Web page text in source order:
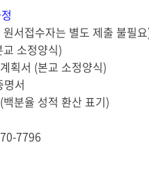
서접수자는 별도 제출 불필
소정양식)
획서 (본교 소정양식)
명서
(백분율 성적 환산 표기)
7796